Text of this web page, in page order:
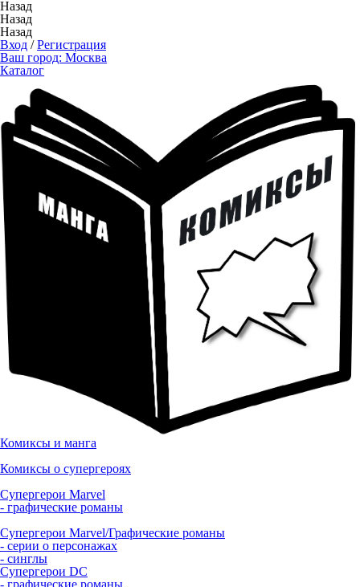
Назад
Назад
Назад
Вход /Регистрация
Ваш город: Москва
Каталог
Комиксы и манга
Комиксы о супергероях
Супергерои Marvel
- графические романы
Супергерои Marvel/Графические романы
- серии о персонажах
- синглы
Супергерои DC
- графические романы